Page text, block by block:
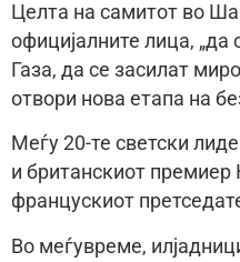
Целта на самитот во
официјалните лица, „да
Газа, да се засилат
отвори нова етапа на
Меѓу 20-те светски
и британскиот
францускиот
Во меѓувреме,